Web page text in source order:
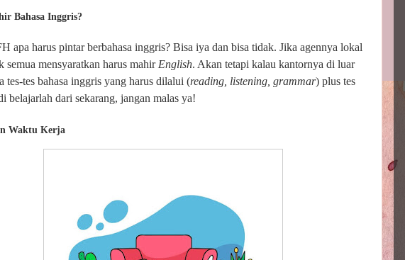
Bahasa Inggris?
apa harus pintar berbahasa inggris? Bisa iya dan bisa tidak. Jika agennya lokal
semua mensyaratkan harus mahir English. Akan tetapi kalau kantornya di luar
tes-tes bahasa inggris yang harus dilalui (reading, listening, grammar) plus tes
belajarlah dari sekarang, jangan malas ya!
Waktu Kerja